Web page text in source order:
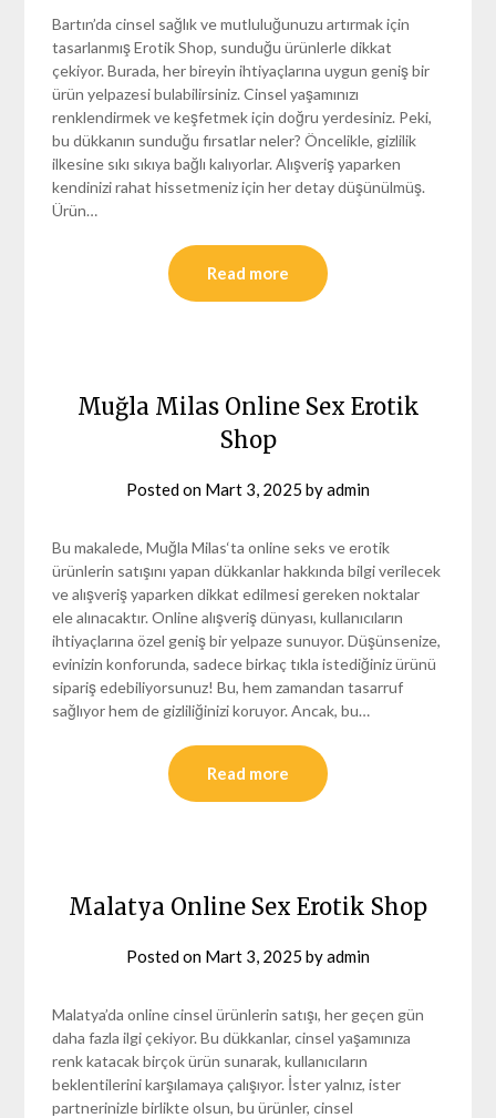
Bartın’da cinsel sağlık ve mutluluğunuzu artırmak için
tasarlanmış Erotik Shop, sunduğu ürünlerle dikkat
çekiyor. Burada, her bireyin ihtiyaçlarına uygun geniş bir
ürün yelpazesi bulabilirsiniz. Cinsel yaşamınızı
renklendirmek ve keşfetmek için doğru yerdesiniz. Peki,
bu dükkanın sunduğu fırsatlar neler? Öncelikle, gizlilik
ilkesine sıkı sıkıya bağlı kalıyorlar. Alışveriş yaparken
kendinizi rahat hissetmeniz için her detay düşünülmüş.
Ürün…
Read more
Muğla Milas Online Sex Erotik
Shop
Posted on Mart 3, 2025 byadmin
Bu makalede, Muğla Milas‘ta online seks ve erotik
ürünlerin satışını yapan dükkanlar hakkında bilgi verilecek
ve alışveriş yaparken dikkat edilmesi gereken noktalar
ele alınacaktır. Online alışveriş dünyası, kullanıcıların
ihtiyaçlarına özel geniş bir yelpaze sunuyor. Düşünsenize,
evinizin konforunda, sadece birkaç tıkla istediğiniz ürünü
sipariş edebiliyorsunuz! Bu, hem zamandan tasarruf
sağlıyor hem de gizliliğinizi koruyor. Ancak, bu…
Read more
Malatya Online Sex Erotik Shop
Posted on Mart 3, 2025 byadmin
Malatya’da online cinsel ürünlerin satışı, her geçen gün
daha fazla ilgi çekiyor. Bu dükkanlar, cinsel yaşamınıza
renk katacak birçok ürün sunarak, kullanıcıların
beklentilerini karşılamaya çalışıyor. İster yalnız, ister
partnerinizle birlikte olsun, bu ürünler, cinsel